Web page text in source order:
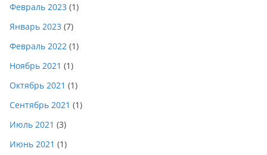
Февраль 2023 (1)
Январь 2023 (7)
Февраль 2022 (1)
Ноябрь 2021 (1)
Октябрь 2021 (1)
Сентябрь 2021 (1)
Июль 2021 (3)
Июнь 2021 (1)